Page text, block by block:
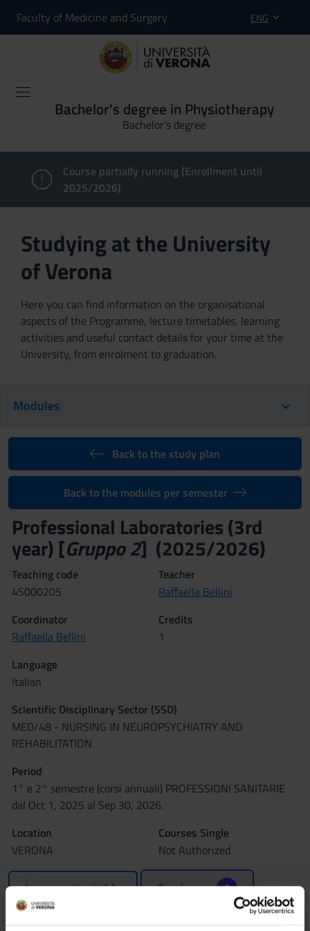
Faculty of Medicine and Surgery ENG
Bachelor's degree in Physiotherapy
Bachelor's degree
Course partially running (Enrollment until
2025/2026)
Studying at the University
of Verona
Here you can find information on the organisational
aspects of the Programme, lecture timetables, learning
activities and useful contact details for your time at the
University, from enrolment to graduation.
Modules
Back to the study plan
Back to the modules per semester
Professional Laboratories (3rd
year) [Gruppo 2] (2025/2026)
Teaching code
4S000205
Teacher
Raffaella Bellini
Coordinator
Raffaella Bellini
Credits
1
Language
Italian
Scientific Disciplinary Sector (SSD)
MED/48 - NURSING IN NEUROPSYCHIATRY AND
REHABILITATION
Period
1° e 2° semestre (corsi annuali) PROFESSIONI SANITARIE
dal Oct 1, 2025 al Sep 30, 2026.
Location
VERONA
Courses Single
Not Authorized
Lessons timetable Seminars 0